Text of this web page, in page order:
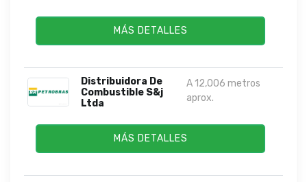
MÁS DETALLES
Distribuidora De
Combustible S&j
Ltda
A 12,006 metros
aprox.
MÁS DETALLES